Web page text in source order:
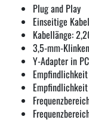
Plug and Play
Einseitige
Kabellänge:
3,5-mm-
Y-Adapter in